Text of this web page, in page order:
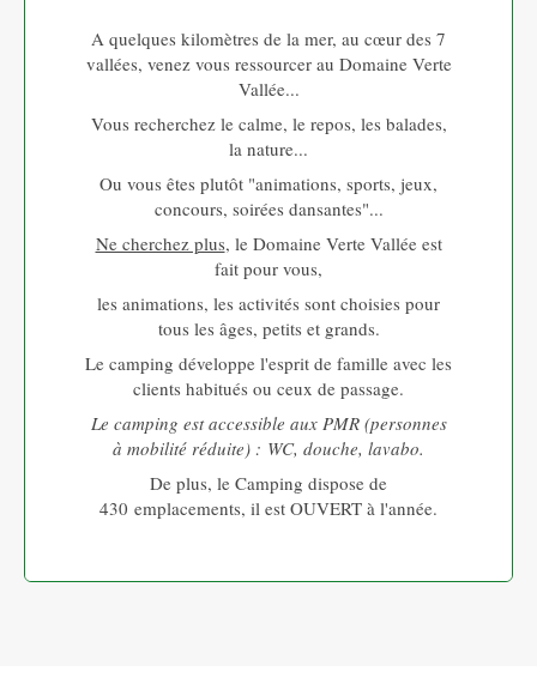
A quelques kilomètres de la mer, au cœur des 7
vallées, venez vous ressourcer au Domaine Verte
Vallée...
Vous recherchez le calme, le repos, les balades,
la nature...
Ou vous êtes plutôt "animations, sports, jeux,
concours, soirées dansantes"...
Ne cherchez plus, le Domaine Verte Vallée est
fait pour vous,
les animations, les activités sont choisies pour
tous les âges, petits et grands.
Le camping développe l'esprit de famille avec les
clients habitués ou ceux de passage.
Le camping est accessible aux PMR (personnes
à mobilité réduite) : WC, douche, lavabo.
De plus, le Camping dispose de
430 emplacements, il est OUVERT à l'année.